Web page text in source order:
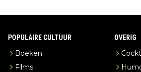
POPULAIRE CULTUUR
Boeken
Films
OVERIG